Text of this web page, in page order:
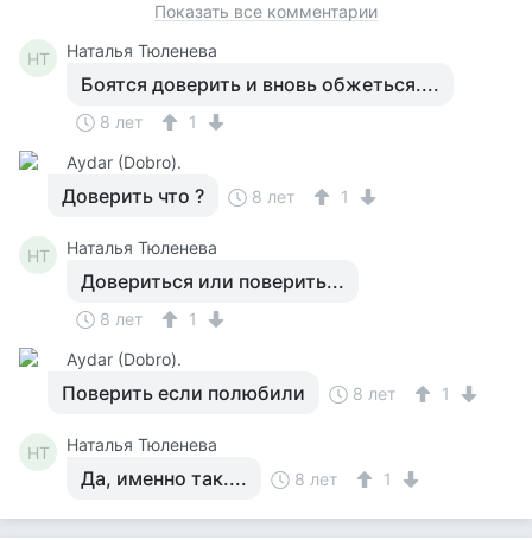
Показать все комментарии
НТ Наталья Тюленева
Боятся доверить и вновь обжеться....
8 лет
1
Аydar (Dobro).
Доверить что ? 8 лет 1
НТ Наталья Тюленева
Довериться или поверить...
8 лет
1
Аydar (Dobro).
Поверить если полюбили 8 лет 1
НТ Наталья Тюленева
Да, именно так.... 8 лет 1